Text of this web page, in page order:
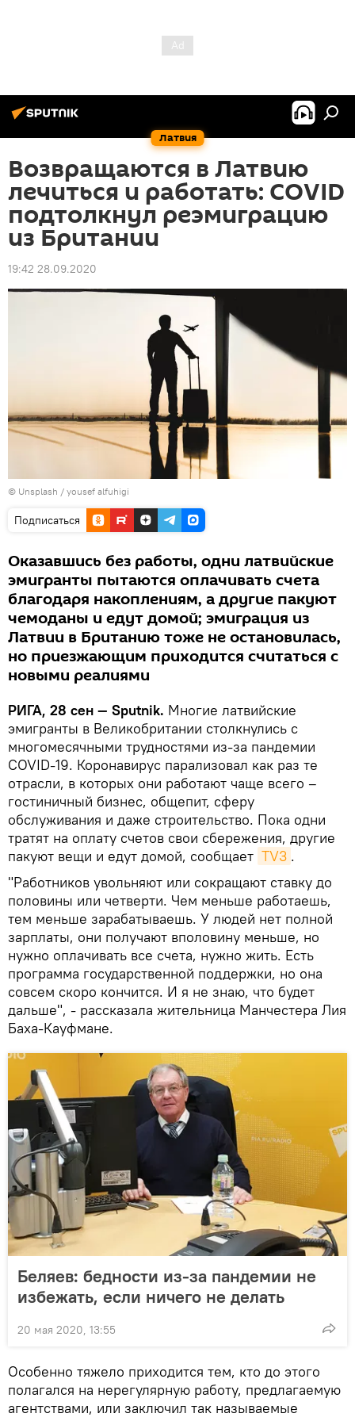
Латвия
Возвращаются в Латвию
лечиться и работать: COVID
подтолкнул реэмиграцию
из Британии
19:42 28.09.2020
© Unsplash / yousef alfuhigi
Подписаться
Оказавшись без работы, одни латвийские
эмигранты пытаются оплачивать счета
благодаря накоплениям, а другие пакуют
чемоданы и едут домой; эмиграция из
Латвии в Британию тоже не остановилась,
но приезжающим приходится считаться с
новыми реалиями
РИГА, 28 сен — Sputnik. Многие латвийские
эмигранты в Великобритании столкнулись с
многомесячными трудностями из-за пандемии
COVID-19. Коронавирус парализовал как раз те
отрасли, в которых они работают чаще всего –
гостиничный бизнес, общепит, сферу
обслуживания и даже строительство. Пока одни
тратят на оплату счетов свои сбережения, другие
пакуют вещи и едут домой, сообщает TV3 .
"Работников увольняют или сокращают ставку до
половины или четверти. Чем меньше работаешь,
тем меньше зарабатываешь. У людей нет полной
зарплаты, они получают вполовину меньше, но
нужно оплачивать все счета, нужно жить. Есть
программа государственной поддержки, но она
совсем скоро кончится. И я не знаю, что будет
дальше", - рассказала жительница Манчестера Лия
Баха-Кауфмане.
Беляев: бедности из-за пандемии не
избежать, если ничего не делать
20 мая 2020, 13:55
Особенно тяжело приходится тем, кто до этого
полагался на нерегулярную работу, предлагаемую
агентствами, или заключил так называемые